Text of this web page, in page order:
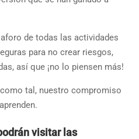
de todas las actividades
para no crear riesgos,
así que ¡no lo piensen más!
tal, nuestro compromiso
visitar las